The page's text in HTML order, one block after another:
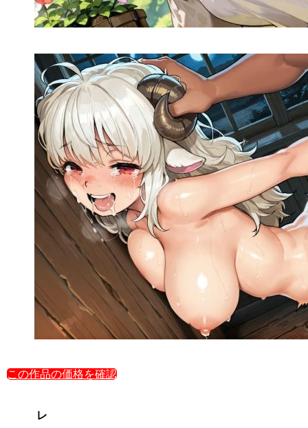
この作品の価格を確認
レ